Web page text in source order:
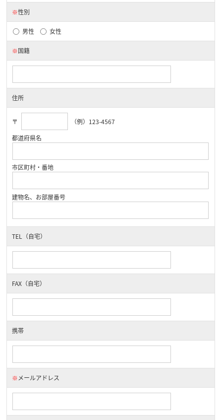
※性別
男性 女性
※国籍
住所
〒
（例）123-4567
都道府県名
市区町村・番地
建物名、お部屋番号
TEL（自宅）
FAX（自宅）
携帯
※メールアドレス